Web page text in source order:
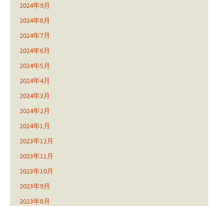
2024年9月
2024年8月
2024年7月
2024年6月
2024年5月
2024年4月
2024年3月
2024年2月
2024年1月
2023年12月
2023年11月
2023年10月
2023年9月
2023年8月